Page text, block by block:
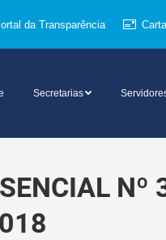
da Transparência
Secretarias